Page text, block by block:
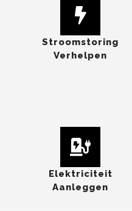
Stroomstoring
Verhelpen
Elektriciteit
Aanleggen